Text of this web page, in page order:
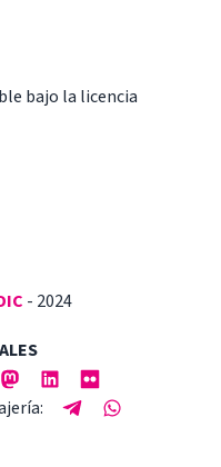
bajo la licencia
- 2024